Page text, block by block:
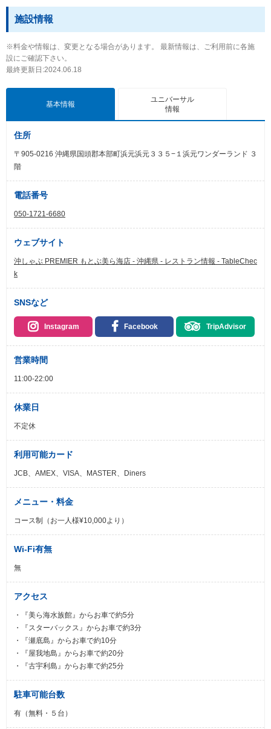
施設情報
※料金や情報は、変更となる場合があります。 最新情報は、ご利用前に各施
設にご確認下さい。
最終更新日:2024.06.18
基本情報
ユニバーサル
情報
住所
〒905-0216 沖縄県国頭郡本部町浜元浜元３３５−１浜元ワンダーランド ３
階
電話番号
050-1721-6680
ウェブサイト
沖しゃぶ PREMIER もとぶ美ら海店 - 沖縄県 - レストラン情報 - TableChec
k
SNSなど
Instagram Facebook TripAdvisor
営業時間
11:00-22:00
休業日
不定休
利用可能カード
JCB、AMEX、VISA、MASTER、Diners
メニュー・料金
コース制（お一人様¥10,000より）
Wi-Fi有無
無
アクセス
・『美ら海水族館』からお車で約5分
・『スターバックス』からお車で約3分
・『瀬底島』からお車で約10分
・『屋我地島』からお車で約20分
・『古宇利島』からお車で約25分
駐車可能台数
有（無料・５台）